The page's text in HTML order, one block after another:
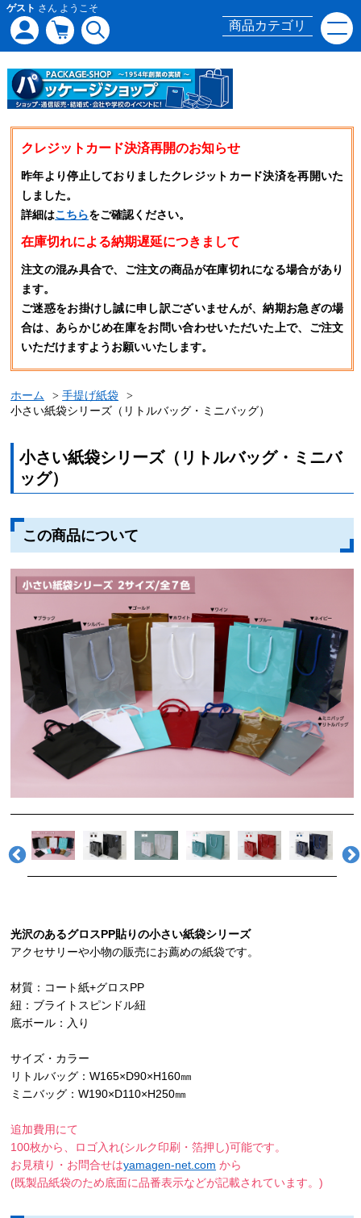
ゲスト さん ようこそ
商品カテゴリ
クレジットカード決済再開のお知らせ
昨年より停止しておりましたクレジットカード決済を再開いた
しました。
詳細はこちらをご確認ください。
在庫切れによる納期遅延につきまして
注文の混み具合で、ご注文の商品が在庫切れになる場合があり
ます。
ご迷惑をお掛けし誠に申し訳ございませんが、納期お急ぎの場
合は、あらかじめ在庫をお問い合わせいただいた上で、ご注文
いただけますようお願いいたします。
ホーム
手提げ紙袋
小さい紙袋シリーズ（リトルバッグ・ミニバッグ）
小さい紙袋シリーズ（リトルバッグ・ミニバ
ッグ）
この商品について
光沢のあるグロスPP貼りの小さい紙袋シリーズ
アクセサリーや小物の販売にお薦めの紙袋です。
材質：コート紙+グロスPP
紐：ブライトスピンドル紐
底ボール：入り
サイズ・カラー
リトルバッグ：W165×D90×H160㎜
ミニバッグ：W190×D110×H250㎜
追加費用にて
100枚から、ロゴ入れ(シルク印刷・箔押し)可能です。
お見積り・お問合せはyamagen-net.com から
(既製品紙袋のため底面に品番表示などが記載されています。)